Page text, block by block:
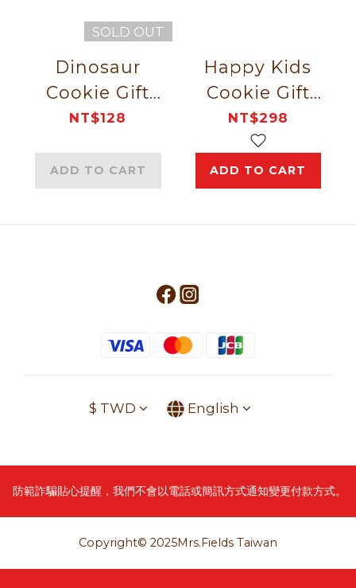
SOLD OUT
Dinosaur
Cookie Gift
Box 2
are shipped
at random）
NT$128
ADD TO CART
Happy Kids
Cookie Gift
Box 5
Pieces（Colors
are shipped
at random）
NT$298
ADD TO CART
$ TWD English
防範詐騙貼心提醒，我們不會以電話或簡訊方式通知變更付款方式。
Copyright© 2025Mrs.Fields Taiwan